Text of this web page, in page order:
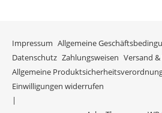
Impressum Allgemeine
Datenschutz Zahlungsweisen Versand
Allgemeine Produktsicherheitsverordnung
Einwilligungen widerrufen